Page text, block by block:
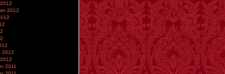
2012
2012
2011